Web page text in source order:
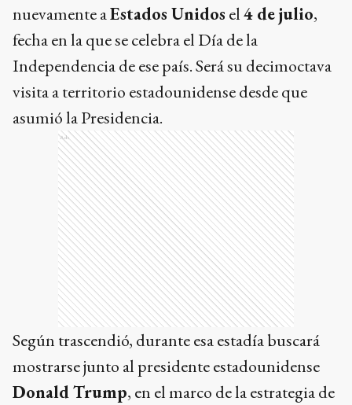
nuevamente aEstados Unidos el4 de julio,
fecha en la que se celebra el Día de la
Independencia de ese país. Será su decimoctava
visita a territorio estadounidense desde que
asumió la Presidencia.
Ads
Según trascendió, durante esa estadía buscará
mostrarse junto al presidente estadounidense
Donald Trump, en el marco de la estrategia de